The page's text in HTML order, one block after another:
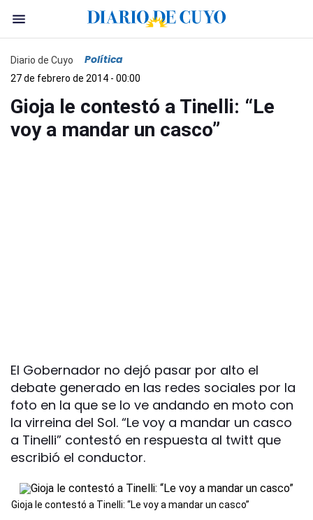
Diario de Cuyo Política
27 de febrero de 2014 - 00:00
Gioja le contestó a Tinelli: “Le
voy a mandar un casco”
El Gobernador no dejó pasar por alto el
debate generado en las redes sociales por la
foto en la que se lo ve andando en moto con
la virreina del Sol. “Le voy a mandar un casco
a Tinelli” contestó en respuesta al twitt que
escribió el conductor.
Gioja le contestó a Tinelli: “Le voy a mandar un casco”